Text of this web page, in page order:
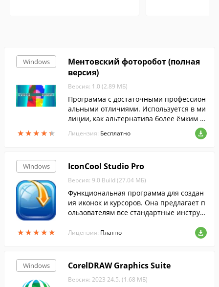
Windows
★★★★★
★★★★★
Ментовский фоторобот (полная
версия)
Версия: 1.0 (2.89 МБ)
Программа с достаточными профессион
альными отличиями. Используется в ми
лиции, как альтернатива более ёмким и
сложным профессиональным программ
ам с дистрибутивами более 500 МБ.
Лицензия: Бесплатно
Windows
★★★★★
★★★★★
IconCool Studio Pro
Версия: 9.0 Build (27.04 МБ)
Функциональная программа для создан
ия иконок и курсоров. Она предлагает п
ользователям все стандартные инструм
льтры и эффекты.
Лицензия: Платно
Windows CorelDRAW Graphics Suite
Версия: 2023 24.5. (1.68 МБ)